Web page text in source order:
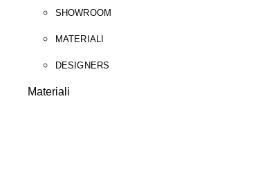
SHOWROOM
MATERIALI
DESIGNERS
Materiali